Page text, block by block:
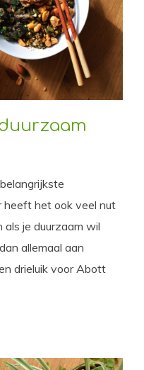
heeft het ook veel nut
als je duurzaam wil
allemaal aan
drieluik voor Abott